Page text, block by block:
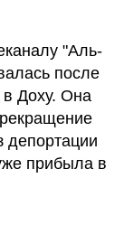
"Аль-
после
в Доху. Она
депортации
прибыла в